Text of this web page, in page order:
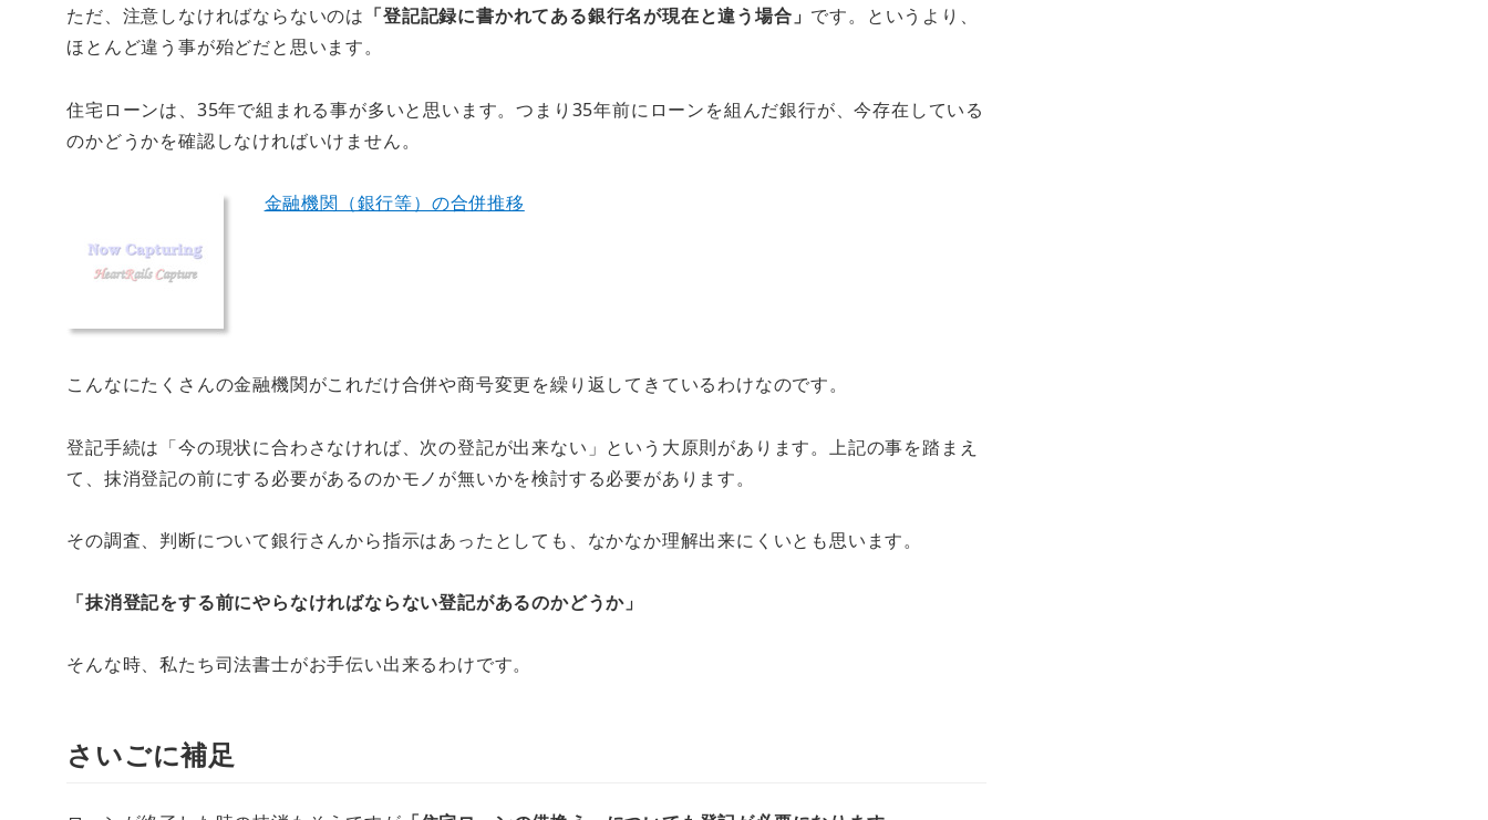
ただ、注意しなければならないのは 「登記記録に書かれてある銀行名が現在と違う場合」 です。というより、
ほとんど違う事が殆どだと思います。
住宅ローンは、35年で組まれる事が多いと思います。つまり35年前にローンを組んだ銀行が、今存在している
のかどうかを確認しなければいけません。
金融機関（銀行等）の合併推移
こんなにたくさんの金融機関がこれだけ合併や商号変更を繰り返してきているわけなのです。
登記手続は「今の現状に合わさなければ、次の登記が出来ない」という大原則があります。上記の事を踏まえ
て、抹消登記の前にする必要があるのかモノが無いかを検討する必要があります。
その調査、判断について銀行さんから指示はあったとしても、なかなか理解出来にくいとも思います。
「抹消登記をする前にやらなければならない登記があるのかどうか」
そんな時、私たち司法書士がお手伝い出来るわけです。
さいごに補足